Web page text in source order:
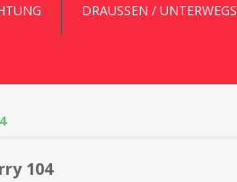
DRAUSSEN / UNTERWEGS
104